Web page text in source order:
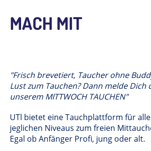
MACH MIT
"Frisch brevetiert, Taucher ohne
Lust zum Tauchen? Dann melde Dich
unserem MITTWOCH TAUCHEN"
UTl bietet eine Tauchplattform für
jeglichen Niveaus zum freien
Egal ob Anfänger Profi, jung oder alt.